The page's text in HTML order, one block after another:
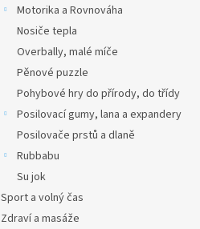
Motorika a Rovnováha
Nosiče tepla
Overbally, malé míče
Pěnové puzzle
Pohybové hry do přírody, do třídy
Posilovací gumy, lana a expandery
Posilovače prstů a dlaně
Rubbabu
Su jok
Sport a volný čas
Zdraví a masáže